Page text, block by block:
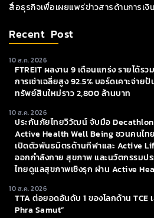
สื่อธุรกิจเพื่อเผยแพร่ข่าวสารด้านการเงิ
Recent Post
10 ส.ค. 2026
FTREIT ผลงาน 9 เดือนแกร่ง รายได้ร
การเช่าเฉลี่ยสูง 92.5% บอร์ดเคาะจ่าย
ทรัพย์สินใหม่ราว 2,800 ล้านบาท
10 ส.ค. 2026
ประกันภัยไทยวิวัฒน์ จับมือ
Active Health Well Being ชวนคนไ
เปิดตัวพันธมิตรด้านกีฬาและ Active
ออกกำลังกาย สุขภาพ และนวัตกรรมป
ไทยดูแลสุขภาพเชิงรุก ผ่าน Active
10 ส.ค. 2026
TTA ต่อยอดอันดับ 1 ของโลกด้าน TCE
Phra Samut”